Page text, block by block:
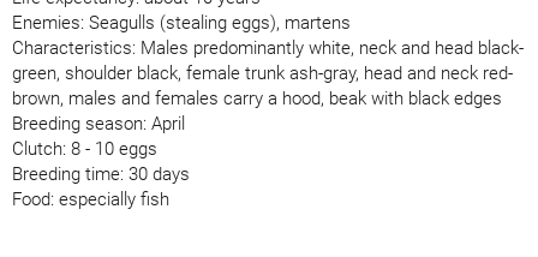
Enemies: Seagulls (stealing eggs), martens
Characteristics: Males predominantly white, neck and head black-
green, shoulder black, female trunk ash-gray, head and neck red-
brown, males and females carry a hood, beak with black edges
Breeding season: April
Clutch: 8 - 10 eggs
Breeding time: 30 days
Food: especially fish